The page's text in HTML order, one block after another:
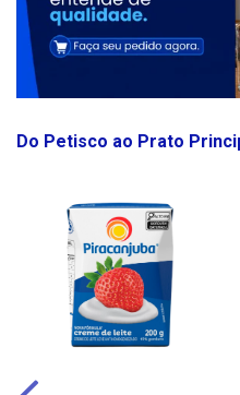
Do Petisco ao Prato